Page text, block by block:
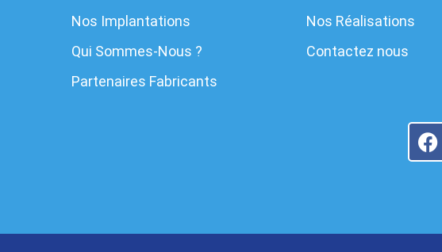
Nos Implantations
Qui Sommes-Nous ?
Partenaires Fabricants
Nos Réalisations
Contactez nous